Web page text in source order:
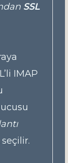
SSL
IMAP
seçilir.